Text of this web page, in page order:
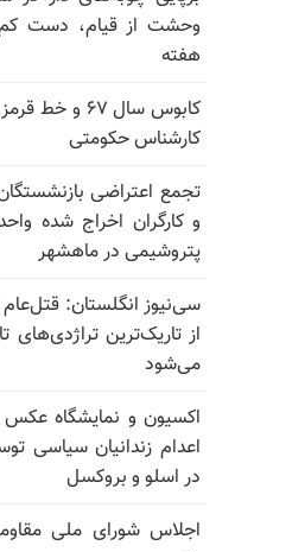
هفته
کابوس سال ۶۷
کارشناس حکومتی
تجمع اعتراضی
و کارگران اخراج شده
پتروشیمی در ماهشهر
از تاریک‌ترین تراژدی‌های
می‌شود
اکسیون و نمایشگاه
اعدام زندانیان سیاسی
در اسلو و بروکسل
اجلاس شورای ملی